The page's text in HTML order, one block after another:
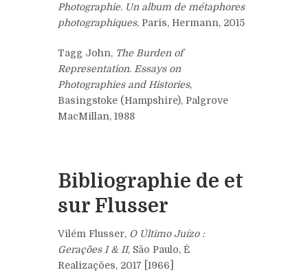
Photographie. Un album de métaphores
photographiques, Paris, Hermann, 2015
Tagg John, The Burden of
Representation. Essays on
Photographies and Histories,
Basingstoke (Hampshire), Palgrove
MacMillan, 1988
Bibliographie de et
sur Flusser
Vilém Flusser, O Último Juízo :
Gerações I & II, São Paulo, Ė
Realizações, 2017 [1966]